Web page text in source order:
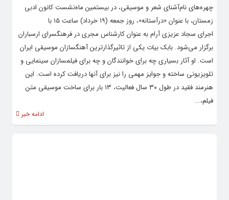
چهره‌های نام‌آشنای شعر و موسیقی، در بیستمین ماه‌نشست کانون ادبی
زمستان، با عنوان «درآستانه»، روز جمعه (۱۹ خرداد) ساعت ۱۵ با
اجرای سجاد عزیزی آرام به عنوان کارشناس مجری در فرهنگسرای ارسباران
برگزار می‌شود. بابک بیات یکی از تاثیرگذارترین آهنگسازان موسیقی ایران
است. او آثار بسیاری چه برای خوانندگان و چه برای فیلمسازان سینمایی و
تلویزیونی ساخته و جوایز مهمی را نیز برای آنها دریافت کرده است. این
هنرمند فقید در طول ۳۰ سال فعالیت، ۱۳ بار برای ساخت موسیقی متن
فیلم،...
ادامه خبر